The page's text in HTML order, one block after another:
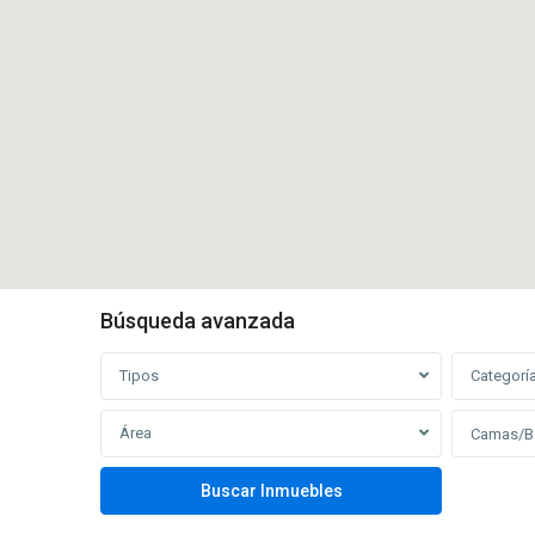
Búsqueda avanzada
Tipos
Área Camas/